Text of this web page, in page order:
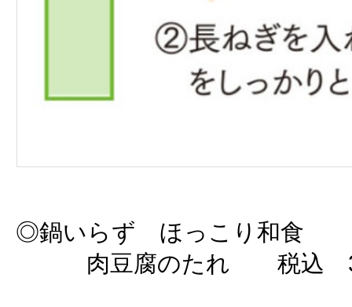
◎鍋いらず ほっこり和食
肉豆腐のたれ 税込